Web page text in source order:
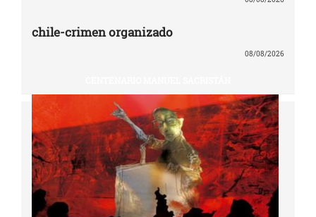
chile-crimen organizado
08/08/2026